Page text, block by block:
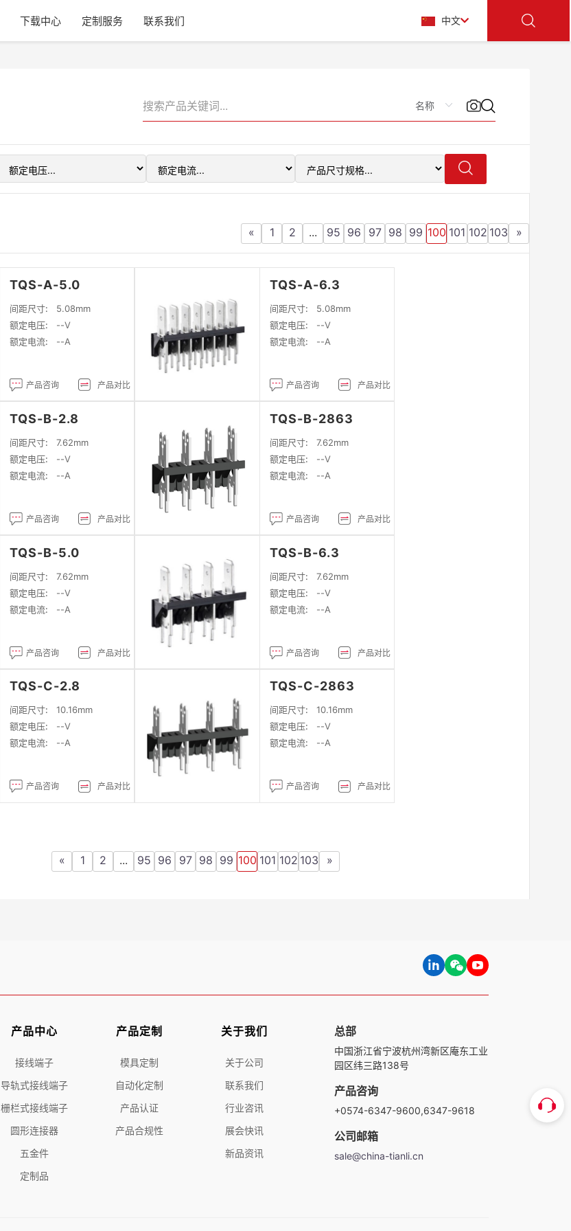
下载中心 定制服务 联系我们 中文
« 1 2 ... 95 96 97 98 99 100 101 102 103 »
TQS-A-5.0
间距尺寸:
5.08mm
额定电压:
--V
额定电流:
--A
产品咨询 产品对比
TQS-A-6.3
间距尺寸:
5.08mm
额定电压:
--V
额定电流:
--A
产品咨询 产品对比
TQS-B-2.8
间距尺寸:
7.62mm
额定电压:
--V
额定电流:
--A
产品咨询 产品对比
TQS-B-2863
间距尺寸:
7.62mm
额定电压:
--V
额定电流:
--A
产品咨询 产品对比
TQS-B-5.0
间距尺寸:
7.62mm
额定电压:
--V
额定电流:
--A
产品咨询 产品对比
TQS-B-6.3
间距尺寸:
7.62mm
额定电压:
--V
额定电流:
--A
产品咨询 产品对比
TQS-C-2.8
间距尺寸:
10.16mm
额定电压:
--V
额定电流:
--A
产品咨询 产品对比
TQS-C-2863
间距尺寸:
10.16mm
额定电压:
--V
额定电流:
--A
产品咨询 产品对比
« 1 2 ... 95 96 97 98 99 100 101 102 103 »
产品中心
接线端子
导轨式接线端子
栅栏式接线端子
圆形连接器
五金件
定制品
产品定制
模具定制
自动化定制
产品认证
产品合规性
关于我们
关于公司
联系我们
行业咨讯
展会快讯
新品资讯
总部
中国浙江省宁波杭州湾新区庵东工业
园区纬三路138号
产品咨询
+0574-6347-9600,6347-9618
公司邮箱
sale@china-tianli.cn